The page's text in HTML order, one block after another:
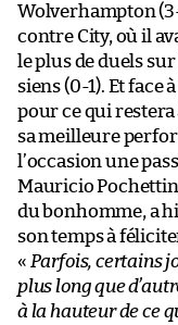
Wolverhampton
contre City, où il
le plus de duels
siens (0-1). Et face
pour ce qui restera
sa meilleure
l’occasion une
Mauricio
du bonhomme, a
son temps à
« Parfois, certains
plus long que
à la hauteur de ce